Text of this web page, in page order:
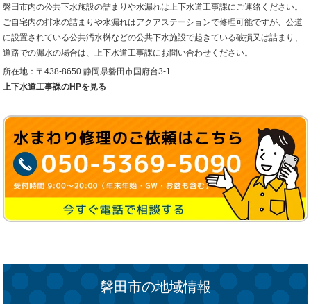
磐田市内の公共下水施設の詰まりや水漏れは上下水道工事課にご連絡ください。
ご自宅内の排水の詰まりや水漏れはアクアステーションで修理可能ですが、公道
に設置されている公共汚水桝などの公共下水施設で起きている破損又は詰まり、
道路での漏水の場合は、上下水道工事課にお問い合わせください。
所在地：〒438-8650 静岡県磐田市国府台3-1
上下水道工事課のHPを見る
磐田市の地域情報